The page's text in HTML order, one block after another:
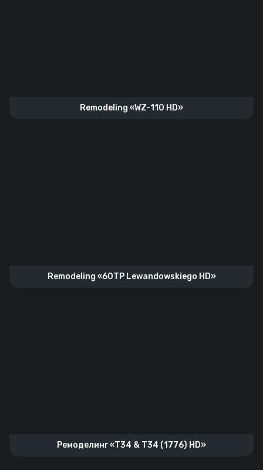
Remodeling «WZ-110 HD»
Remodeling «60TP Lewandowskiego HD»
Рeмоделинг «T34 & T34 (1776) HD»